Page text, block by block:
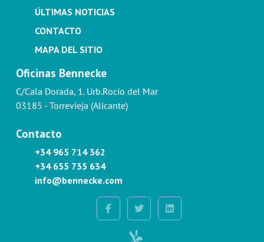
ÚLTIMAS NOTICIAS
CONTACTO
MAPA DEL SITIO
Oficinas Bennecke
C/Cala Dorada, 1. Urb.Rocío del Mar
03185 - Torrevieja (Alicante)
Contacto
+34 965 714 362
+34 655 735 634
info@bennecke.com